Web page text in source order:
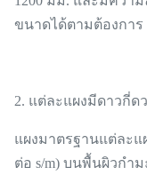
ขนาดได้ตามต้องการ
2. แต่ละแผงมีดาวกี่ด
แผงมาตรฐานแต่ละแ
ต่อ s/m) บนพื้นผิวกำ